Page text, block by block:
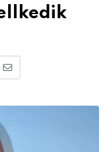
Share
Email